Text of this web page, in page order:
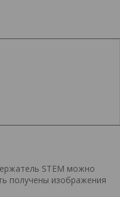
STEM можно
получены изображения